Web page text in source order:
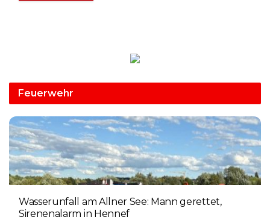
Feuerwehr
Wasserunfall am Allner See: Mann gerettet,
Sirenenalarm in Hennef